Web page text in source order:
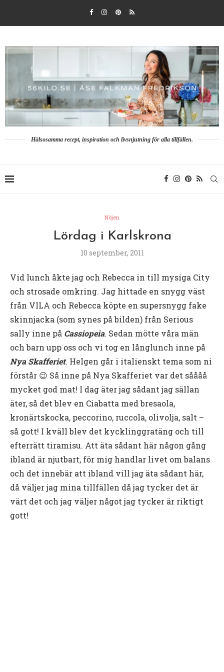
Hälsosamma recept, inspiration och livsnjutning för alla tillfällen.
Nöjen
Lördag i Karlskrona
10 september, 2011
Vid lunch åkte jag och Rebecca in till mysiga City
och strosade omkring. Jag hittade en snygg väst
från VILA och Rebecca köpte en supersnygg fake
skinnjacka (som synes på bilden) från Serious
sally inne på Cassiopeia. Sedan mötte våra män
och barn upp oss och vi tog en långlunch inne på
Nya Skafferiet. Helgen går i italienskt tema som ni
förstår 😉 Så inne på Nya Skafferiet var det såååå
mycket god mat! I dag äter jag sådant jag sällan
äter, så det blev en Ciabatta med bresaola,
kronärtskocka, peccorino, ruccola, olivolja, salt –
så gott! I kväll blev det kycklinggratäng och till
efterrätt tiramisu. Att äta sådant här någon gång
ibland är njutbart, för mig handlar livet om balans
och det innebär att ibland vill jag äta sådant här,
då väljer jag mina tillfällen då jag tycker det är
värt det och jag väljer något jag tycker är riktigt
gott!